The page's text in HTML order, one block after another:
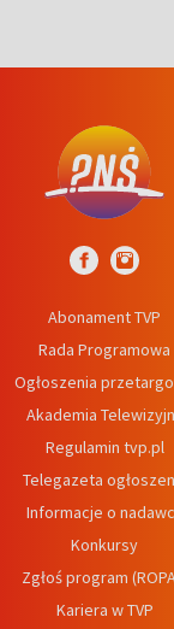
Abonament TVP
Rada Programowa
Ogłoszenia
Akademia
Regulamin tvp.pl
Telegazeta
Informacje o
Konkursy
Zgłoś program
Kariera w TVP